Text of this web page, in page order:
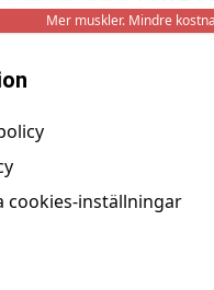
Mer muskler. Mindre
cookies-inställningar